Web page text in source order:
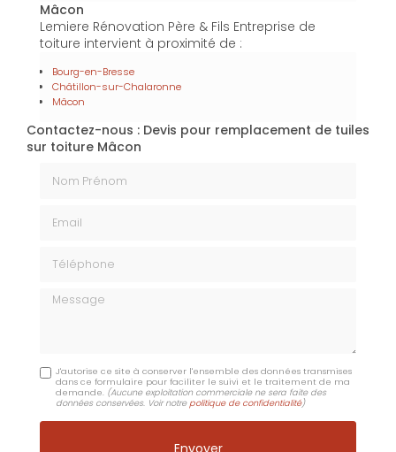
Mâcon
Lemiere Rénovation Père & Fils Entreprise de
toiture intervient à proximité de :
Bourg-en-Bresse
Châtillon-sur-Chalaronne
Mâcon
Contactez-nous : Devis pour remplacement de tuiles
sur toiture Mâcon
Message
J'autorise ce site à conserver l'ensemble des données transmises
dans ce formulaire pour faciliter le suivi et le traitement de ma
demande. (Aucune exploitation commerciale ne sera faite des
données conservées. Voir notrepolitique de confidentialité)